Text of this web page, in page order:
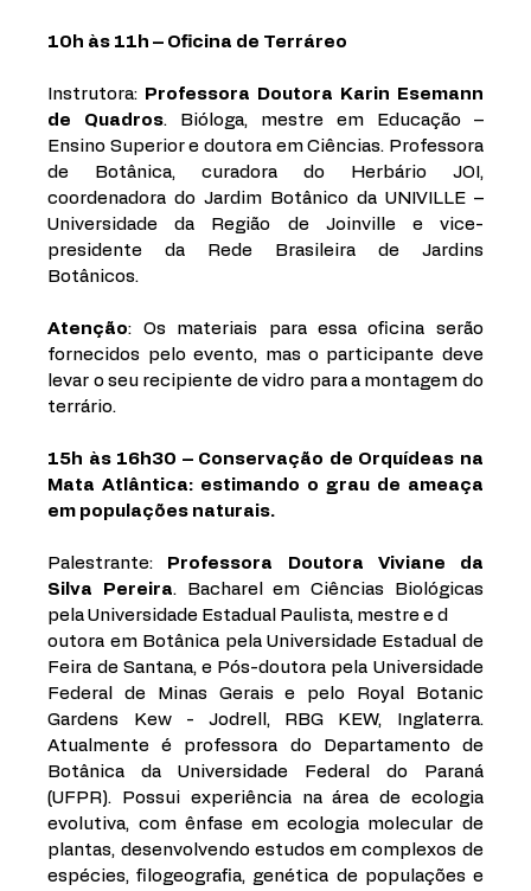
10h às 11h – Oficina de Terráreo
Instrutora: Professora Doutora Karin Esemann
de Quadros. Bióloga, mestre em Educação –
Ensino Superior e doutora em Ciências. Professora
de Botânica, curadora do Herbário JOI,
coordenadora do Jardim Botânico da UNIVILLE –
Universidade da Região de Joinville e vice-
presidente da Rede Brasileira de Jardins
Botânicos.
Atenção: Os materiais para essa oficina serão
fornecidos pelo evento, mas o participante deve
levar o seu recipiente de vidro para a montagem do
terrário.
15h às 16h30 – Conservação de Orquídeas na
Mata Atlântica: estimando o grau de ameaça
em populações naturais.
Palestrante: Professora Doutora Viviane da
Silva Pereira. Bacharel em Ciências Biológicas
pela Universidade Estadual Paulista, mestre e d
outora em Botânica pela Universidade Estadual de
Feira de Santana, e Pós-doutora pela Universidade
Federal de Minas Gerais e pelo Royal Botanic
Gardens Kew - Jodrell, RBG KEW, Inglaterra.
Atualmente é professora do Departamento de
Botânica da Universidade Federal do Paraná
(UFPR). Possui experiência na área de ecologia
evolutiva, com ênfase em ecologia molecular de
plantas, desenvolvendo estudos em complexos de
espécies, filogeografia, genética de populações e